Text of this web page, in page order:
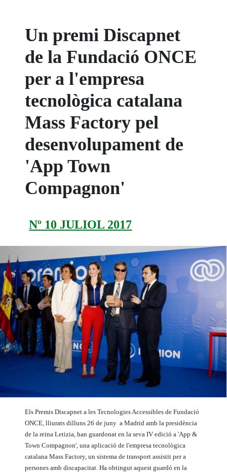
Un premi Discapnet
de la Fundació ONCE
per a l'empresa
tecnològica catalana
Mass Factory pel
desenvolupament de
'App Town
Compagnon'
Nº 10 JULIOL 2017
Els Premis Discapnet a les Tecnologies Accessibles de Fundació
ONCE, lliurats dilluns 26 de juny a Madrid amb la presidència
de la reina Letizia, han guardonat en la seva IV edició a 'App &
Town Compagnon', una aplicació de l'empresa tecnològica
catalana Mass Factory, un sistema de transport assistit per a
persones amb discapacitat. Ha obtingut aquest guardó en la